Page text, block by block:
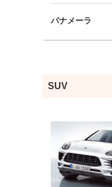
パナメーラ
SUV